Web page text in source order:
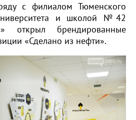
с филиалом Тюменского
и школой №42
открыл брендированные
«Сделано из нефти».